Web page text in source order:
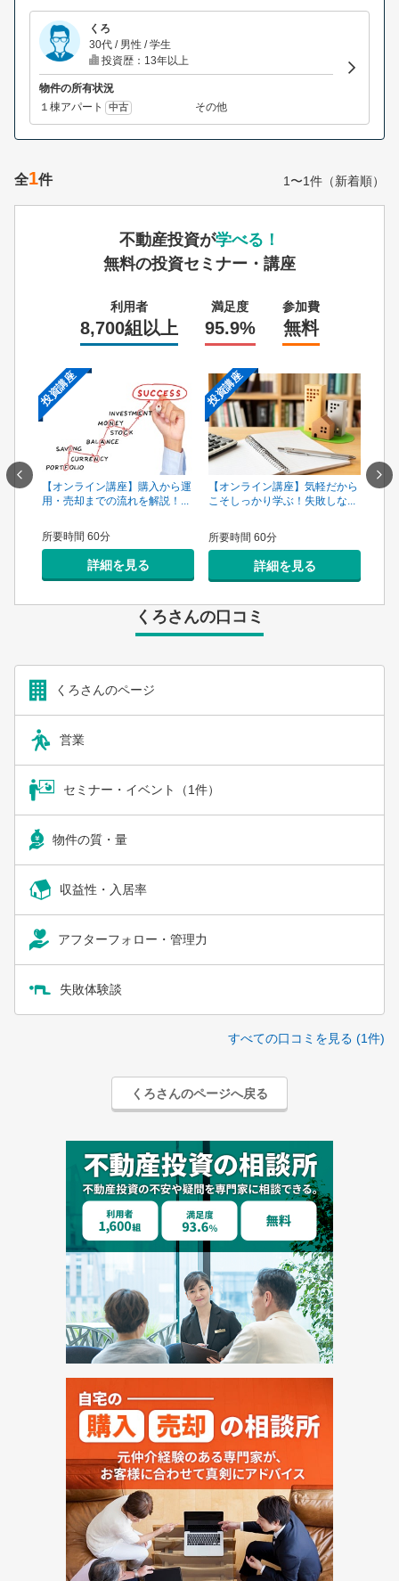
くろ
30代 / 男性 / 学生
投資歴：13年以上
物件の所有状況
１棟アパート
中古 その他
全1件 1〜1件（新着順）
不動産投資が学べる！
無料の投資セミナー・講座
利用者
8,700組以上
満足度
95.9%
参加費
無料
手は
投資講座
【オンライン講座】購入から運
用・売却までの流れを解説！...
所要時間 60分
詳細を見る
投資講座
【オンライン講座】気軽だから
こそしっかり学ぶ！失敗しな...
所要時間 60分
詳細を見る
【オ
くろさんの口コミ
くろさんのページ
営業
セミナー・イベント（1件）
物件の質・量
収益性・入居率
アフターフォロー・管理力
失敗体験談
すべての口コミを見る (1件)
くろさんのページへ戻る